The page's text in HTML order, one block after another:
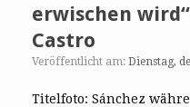
erwischen
Castro
Veröffentlicht am: Dienstag,
Titelfoto: Sánchez